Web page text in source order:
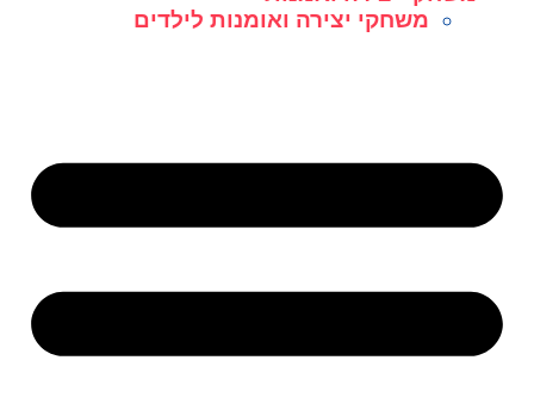
משחקי יצירה ואומנות לילדים